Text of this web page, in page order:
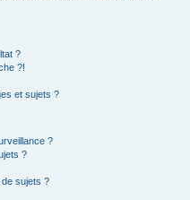
?
?!
et sujets ?
?
?
sujets ?